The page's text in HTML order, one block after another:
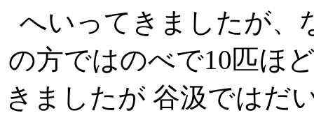
へいってきましたが、
の方ではのべで10匹ほ
きましたが 谷汲ではだ